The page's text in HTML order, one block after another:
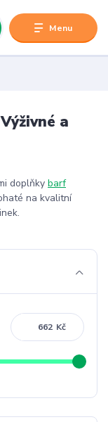
Menu
a
doplňky barf
na kvalitní
Kč